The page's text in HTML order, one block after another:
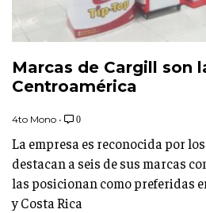
Marcas de Cargill son
Centroamérica
4to Mono • 0
La empresa es reconocida por
destacan a seis de sus marcas
las posicionan como preferidas
y Costa Rica